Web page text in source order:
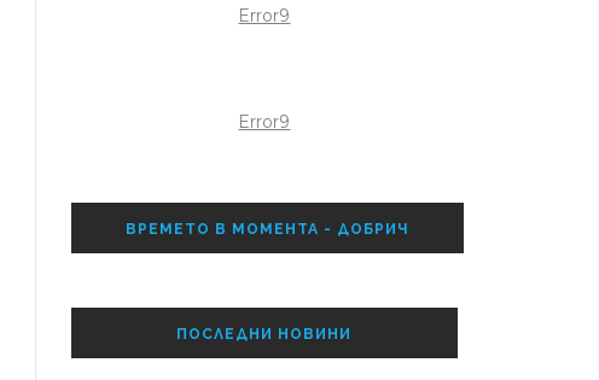
Error9
Error9
ВРЕМЕТО В МОМЕНТА - ДОБРИЧ
ПОСЛЕДНИ НОВИНИ